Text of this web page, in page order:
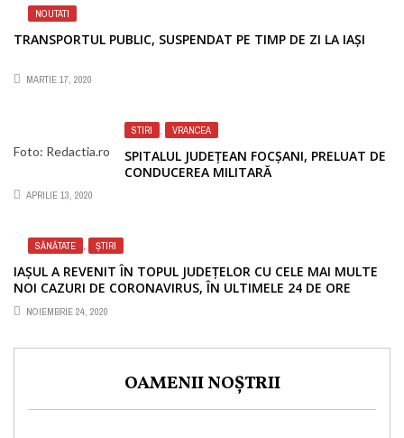
NOUTATI
TRANSPORTUL PUBLIC, SUSPENDAT PE TIMP DE ZI LA IAȘI
MARTIE 17, 2020
Foto: Redactia.ro
STIRI VRANCEA
SPITALUL JUDEȚEAN FOCȘANI, PRELUAT DE
CONDUCEREA MILITARĂ
APRILIE 13, 2020
SĂNĂTATE , ȘTIRI
IAȘUL A REVENIT ÎN TOPUL JUDEȚELOR CU CELE MAI MULTE
NOI CAZURI DE CORONAVIRUS, ÎN ULTIMELE 24 DE ORE
NOIEMBRIE 24, 2020
OAMENII NOȘTRII